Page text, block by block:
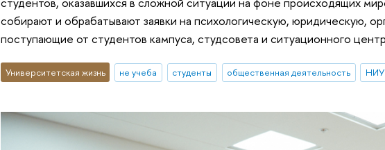
собирают и обрабатывают заявки на психологическую, юридическую,
поступающие от студентов кампуса, студсовета и ситуационного
Университетская жизнь не учеба студенты общественная деятельность НИУ